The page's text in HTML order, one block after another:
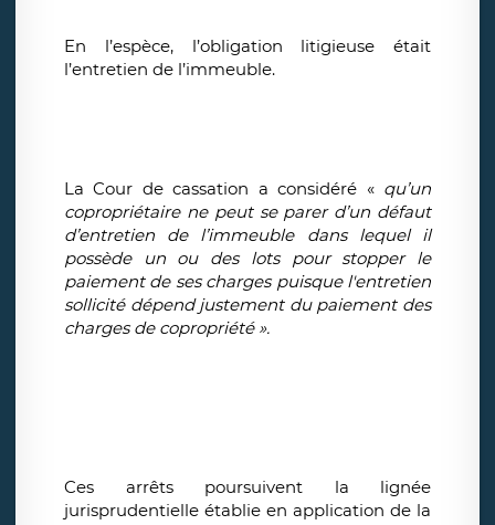
En l’espèce, l’obligation litigieuse était
l’entretien de l’immeuble.
La Cour de cassation a considéré « qu’un
copropriétaire ne peut se parer d’un défaut
d’entretien de l’immeuble dans lequel il
possède un ou des lots pour stopper le
paiement de ses charges puisque l'entretien
sollicité dépend justement du paiement des
charges de copropriété ».
Ces arrêts poursuivent la lignée
jurisprudentielle établie en application de la